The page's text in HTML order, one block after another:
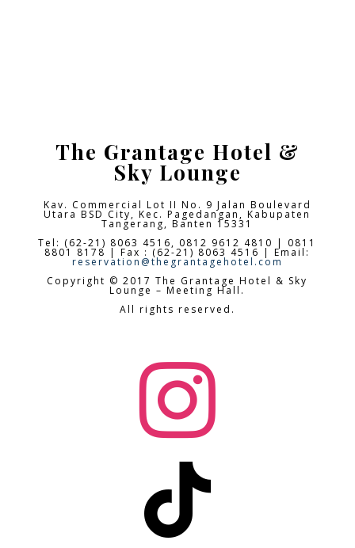
The Grantage Hotel &
Sky Lounge
Kav. Commercial Lot II No. 9 Jalan Boulevard
Utara BSD City,Kec. Pagedangan, Kabupaten
Tangerang, Banten 15331
Tel: (62-21) 8063 4516, 0812 9612 4810 | 0811
8801 8178 | Fax : (62-21) 8063 4516 | Email:
reservation@thegrantagehotel.com
Copyright © 2017 The Grantage Hotel & Sky
Lounge – Meeting Hall.
All rights reserved.

